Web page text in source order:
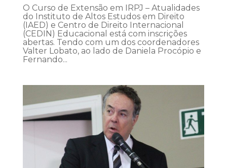
O Curso de Extensão em IRPJ – Atualidades
do Instituto de Altos Estudos em Direito
(IAED) e Centro de Direito Internacional
(CEDIN) Educacional está com inscrições
abertas. Tendo com um dos coordenadores
Valter Lobato, ao lado de Daniela Procópio e
Fernando...